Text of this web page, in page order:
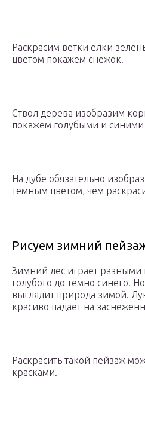
Раскрасим ветки елки
цветом покажем снежок.
Ствол дерева изобразим
покажем голубыми и синими
На дубе обязательно
темным цветом, чем
Рисуем зимний
Зимний лес играет разными
голубого до темно синего.
выглядит природа зимой.
красиво падает на
Раскрасить такой пейзаж
красками.